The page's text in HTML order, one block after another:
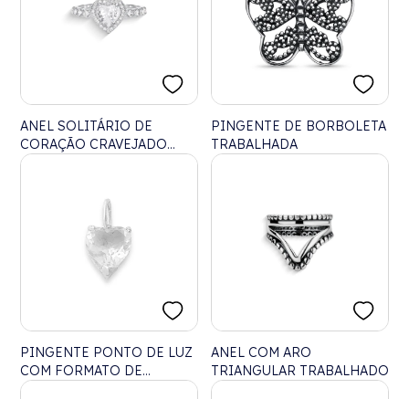
ANEL SOLITÁRIO DE
CORAÇÃO CRAVEJADO
COM ZIRCÔNIAS
PINGENTE DE BORBOLETA
TRABALHADA
PINGENTE PONTO DE LUZ
COM FORMATO DE
CORAÇÃO
ANEL COM ARO
TRIANGULAR TRABALHADO